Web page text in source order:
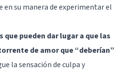
en su manera de experimentar el
pueden dar lugar a que las
de amor que “deberían”
la sensación de culpa y